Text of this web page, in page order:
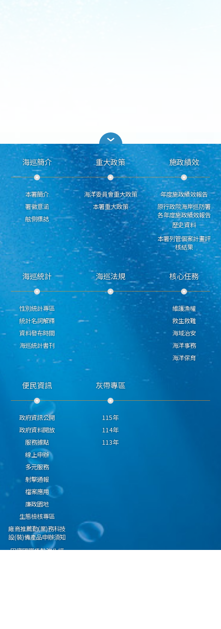
海巡簡介
本署簡介
署徽意涵
舷側標誌
重大政策
海洋委員會重大政策
本署重大政策
施政績效
年度施政績效報告
原行政院海岸巡防署
各年度施政績效報告
歷史資料
本署列管個案計畫評
核結果
海巡統計
性別統計專區
統計名詞解釋
資料發布時間
海巡統計書刊
海巡法規 核心任務
維護漁權
救生救難
海域治安
海洋事務
海洋保育
便民資訊
政府資訊公開
政府資料開放
服務據點
線上申辦
多元服務
射擊通報
檔案應用
廉政園地
生態檢核專區
廠商推薦勤(業)務科技
設(裝)備產品申辦須知
因應國際情勢強化經
灰帶專區
115年
114年
113年